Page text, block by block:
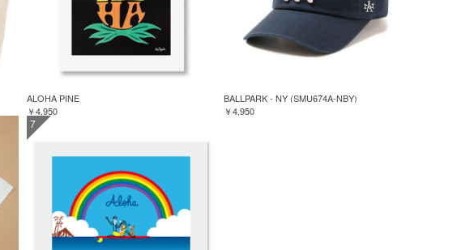
ALOHA PINE
￥4,950
BALLPARK - NY (SMU674A-NBY)
￥4,950
7